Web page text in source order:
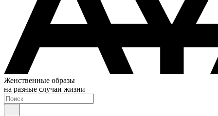
Женственные образы
на разные случаи жизни